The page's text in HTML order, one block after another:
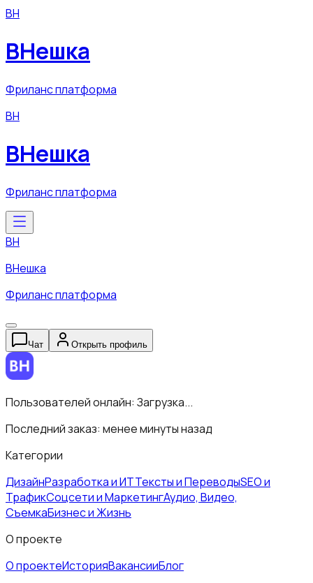
ВН
ВНешка
Фриланс платформа
ВН
ВНешка
Фриланс платформа
ВН
ВНешка
Фриланс платформа
Чат Открыть профиль
Пользователей онлайн: Загрузка...
Последний заказ: менее минуты назад
Категории
ДизайнРазработка и ИТТексты и ПереводыSEO и
ТрафикСоцсети и МаркетингАудио, Видео,
СъемкаБизнес и Жизнь
О проекте
О проектеИсторияВакансииБлог